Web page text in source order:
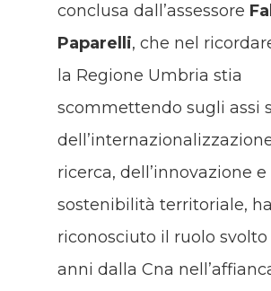
conclusa dall’assessore
Paparelli, che nel
la Regione Umbria stia
scommettendo sugli assi
ricerca, dell’innovazione e
sostenibilità territoriale, ha
riconosciuto il ruolo
anni dalla Cna